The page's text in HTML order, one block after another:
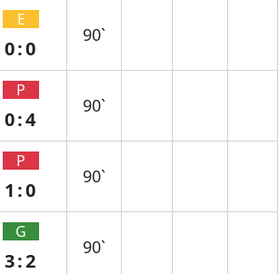
E
0:0
90`
P
0:4
90`
P
1:0
90`
G
3:2
90`